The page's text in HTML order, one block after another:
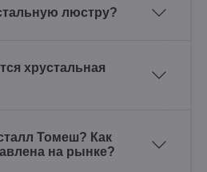
люстру?
хрустальная
Томеш? Как
на рынке?